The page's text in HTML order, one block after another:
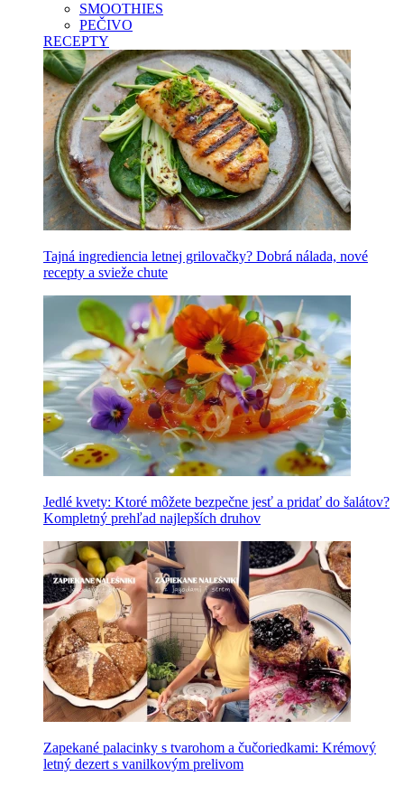
SMOOTHIES
PEČIVO
RECEPTY
Tajná ingrediencia letnej grilovačky? Dobrá nálada, nové
recepty a svieže chute
Jedlé kvety: Ktoré môžete bezpečne jesť a pridať do šalátov?
Kompletný prehľad najlepších druhov
Zapekané palacinky s tvarohom a čučoriedkami: Krémový
letný dezert s vanilkovým prelivom